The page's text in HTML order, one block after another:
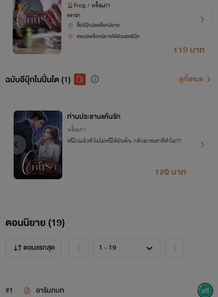
Frog / พริ้มเภา
ดราม่า
ซื้ออีบุ๊กปลดล็อกนิยาย
เคยปลดล็อกนิยายได้ส่วนลดอีบุ๊ก
119 บาท
ฉบับอีบุ๊กในปิ่นโต (1) ดูทั้งหมด
ท่านประธานแค้นรัก
พริ้มเภา
หนีไปแล้วทำไมไม่หนีให้มันพ้น กลับมารนหาที่ทำไม!!!!
120 บาท
ตอนนิยาย (19)
ตอนแรกสุด
#1 อารัมภบท